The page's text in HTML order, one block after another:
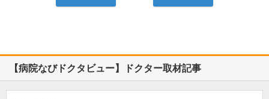
【病院なびドクタビュー】ドクター取材記事